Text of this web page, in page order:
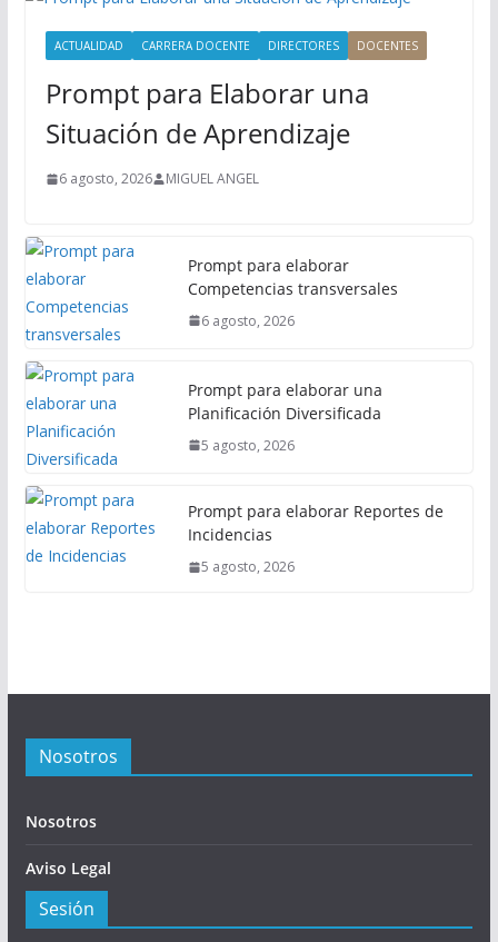
ACTUALIDAD CARRERA DOCENTE DIRECTORES DOCENTES
Prompt para Elaborar una
Situación de Aprendizaje
6 agosto, 2026 MIGUEL ANGEL
Prompt para elaborar
Competencias transversales
6 agosto, 2026
Prompt para elaborar una
Planificación Diversificada
5 agosto, 2026
Prompt para elaborar Reportes de
Incidencias
5 agosto, 2026
Nosotros
Nosotros
Aviso Legal
Sesión